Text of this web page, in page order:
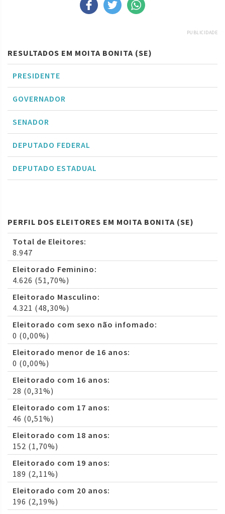
PUBLICIDADE
RESULTADOS EM MOITA BONITA (SE)
PRESIDENTE
GOVERNADOR
SENADOR
DEPUTADO FEDERAL
DEPUTADO ESTADUAL
PERFIL DOS ELEITORES EM MOITA BONITA (SE)
Total de Eleitores:
8.947
Eleitorado Feminino:
4.626 (51,70%)
Eleitorado Masculino:
4.321 (48,30%)
Eleitorado com sexo não infomado:
0 (0,00%)
Eleitorado menor de 16 anos:
0 (0,00%)
Eleitorado com 16 anos:
28 (0,31%)
Eleitorado com 17 anos:
46 (0,51%)
Eleitorado com 18 anos:
152 (1,70%)
Eleitorado com 19 anos:
189 (2,11%)
Eleitorado com 20 anos:
196 (2,19%)